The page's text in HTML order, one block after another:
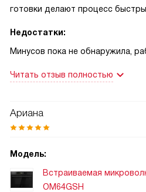
готовки делают процесс
Недостатки:
Минусов пока не обнаружила,
Читать отзыв полностью
Ариана
Модель:
Встраиваемая
OM64GSH